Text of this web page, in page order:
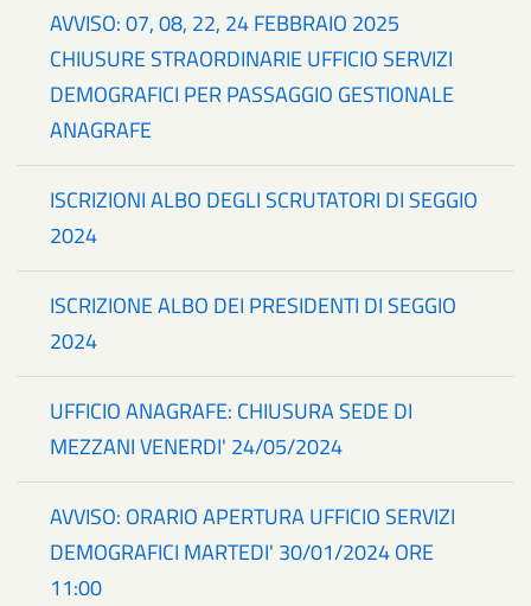
AVVISO: 07, 08, 22, 24 FEBBRAIO 2025
CHIUSURE STRAORDINARIE UFFICIO SERVIZI
DEMOGRAFICI PER PASSAGGIO GESTIONALE
ANAGRAFE
ISCRIZIONI ALBO DEGLI SCRUTATORI DI SEGGIO
2024
ISCRIZIONE ALBO DEI PRESIDENTI DI SEGGIO
2024
UFFICIO ANAGRAFE: CHIUSURA SEDE DI
MEZZANI VENERDI' 24/05/2024
AVVISO: ORARIO APERTURA UFFICIO SERVIZI
DEMOGRAFICI MARTEDI' 30/01/2024 ORE
11:00